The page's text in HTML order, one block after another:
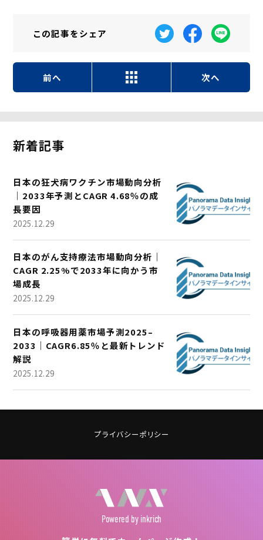
この記事をシェア
前へ 次へ
新着記事
日本の狂犬病ワクチン市場動向分析
｜2033年予測とCAGR 4.68％の成
長要因
2025.12.29
日本のがん支持療法市場動向分析｜
CAGR 2.25%で2033年に向かう市
場成長
2025.12.29
日本の呼吸器用薬市場予測2025–
2033｜CAGR6.85％と最新トレンド
解説
2025.12.29
プライバシーポリシー
Powered by inkrich